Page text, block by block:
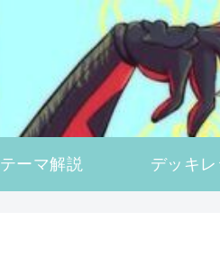
テーマ解説 デッキ